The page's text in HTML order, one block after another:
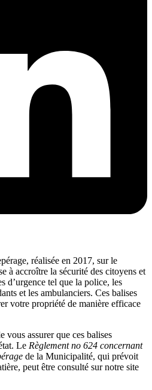
réalisée en 2017, sur le
à accroître la sécurité des citoyens et
d’urgence tel que la police, les
et les ambulanciers. Ces balises
votre propriété de manière efficace
vous assurer que ces balises
Le Règlement no 624 concernant
de la Municipalité, qui prévoit
peut être consulté sur notre site